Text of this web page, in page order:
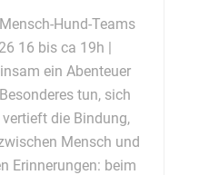
Hund-Teams
16 bis ca 19h |
ein Abenteuer
tun, sich
die Bindung,
Mensch und
Erinnerungen: beim